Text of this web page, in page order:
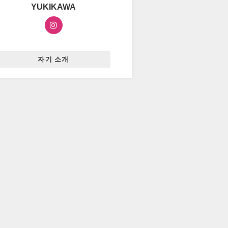
YUKIKAWA
자기 소개